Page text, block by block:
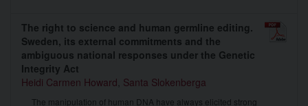
The right to science and human germline editing.
Sweden, its external commitments and the
ambiguous national responses under the Genetic
Integrity Act
Heidi Carmen Howard, Santa Slokenberga
The manipulation of human DNA have always elicited strong